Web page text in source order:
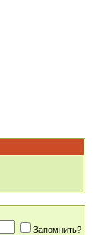
Запомнить?